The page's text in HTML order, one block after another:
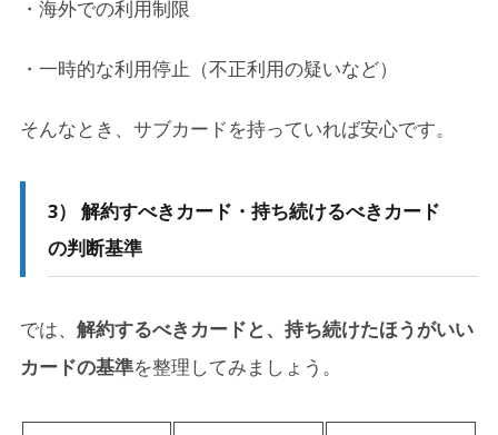
・海外での利用制限
・一時的な利用停止（不正利用の疑いなど）
そんなとき、サブカードを持っていれば安心です。
3） 解約すべきカード・持ち続けるべきカード
の判断基準
では、 解約するべきカードと、持ち続けたほうがいい
カードの基準を整理してみましょう。